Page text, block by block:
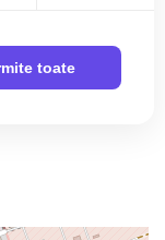
toate